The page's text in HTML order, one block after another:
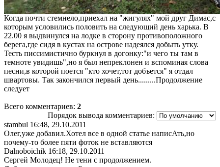
Когда почти стемнело,приехал на "жигулях" мой друг Димас,с
которым условились половить на следующий день харька. В
22.00 я выдвинулся на лодке в сторону противоположного
берега,где сидя в кустах на острове надеялся добыть утку.
Тесть писсимистично буркнул в догонку:"и чего ты там в
темноте увидишь",но я был непреклонен и вспоминая слова
песни,в которой поется "кто хочет,тот добъется" я отдал
швартовы. Так закончился первый день.........Продолжение
следует
Всего комментариев: 2
Порядок вывода комментариев:
stambul 16:48, 29.10.2011
Олег,уже добавил.Хотел все в одной статье написАть,но
почему-то более пяти фоток не вставляются
Dalnoboichik 16:18, 29.10.2011
Сергей Молодец! Не тени с продолжением.